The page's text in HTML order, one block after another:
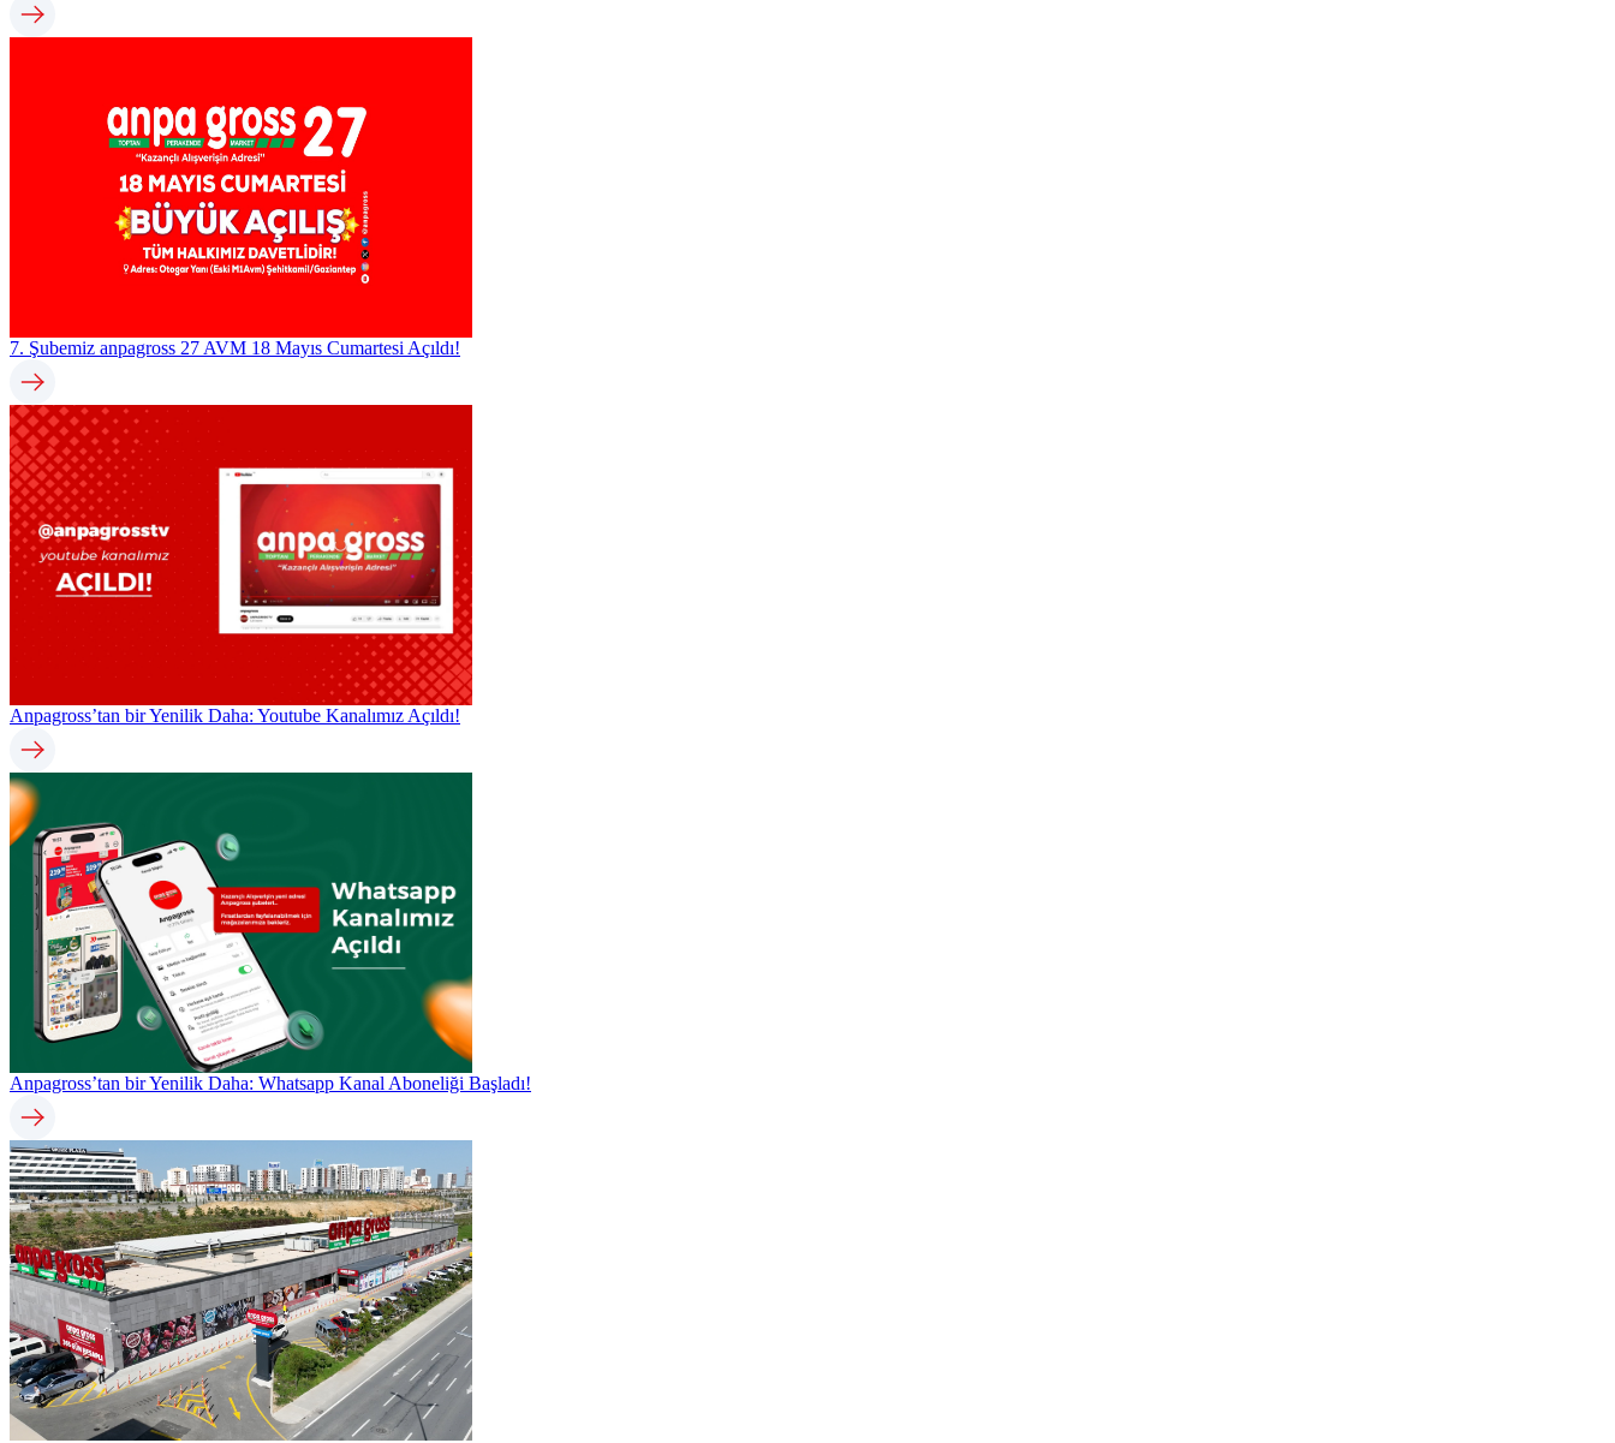
7. Şubemiz anpagross 27 AVM 18 Mayıs Cumartesi Açıldı!
Anpagross’tan bir Yenilik Daha: Youtube Kanalımız Açıldı!
Anpagross’tan bir Yenilik Daha: Whatsapp Kanal Aboneliği Başladı!